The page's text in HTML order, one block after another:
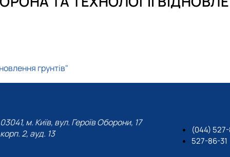
Виробнича
Методичні
Навчально-
процесу в умовах воєн…
гурток "Біологія мікроорганізмів"
грунтів"
03041, м. Київ, вул. Героїв Оборони, 17
корп. 2, ауд. 13
(044)
527-86-31